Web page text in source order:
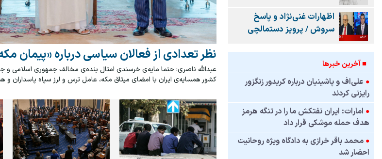
نظر تعدادی از فعالان سیاسی درباره «پیمان
عبدالله ناصری: حتما مایه‌ی خرسندی امثال بنده‌ی مخالف جمهوری اسلامی و
کشور همسایه‌ی ایران با امضای میثاق مکه، عامل ترس و لرز سپاه پاسداران
اظهارات غنی‌نژاد و پاسخ
سروش / پرویز دستمالچی
■ آخرين خبرها
● علی‌اف و پاشینیان درباره کریدور زنگزور
رایزنی کردند
● امارات: ایران نفتکش ما را در تنگه هرمز
هدف حمله موشکی قرار داد
● محمد باقر خرازی به دادگاه ویژه روحانیت
احضار شد